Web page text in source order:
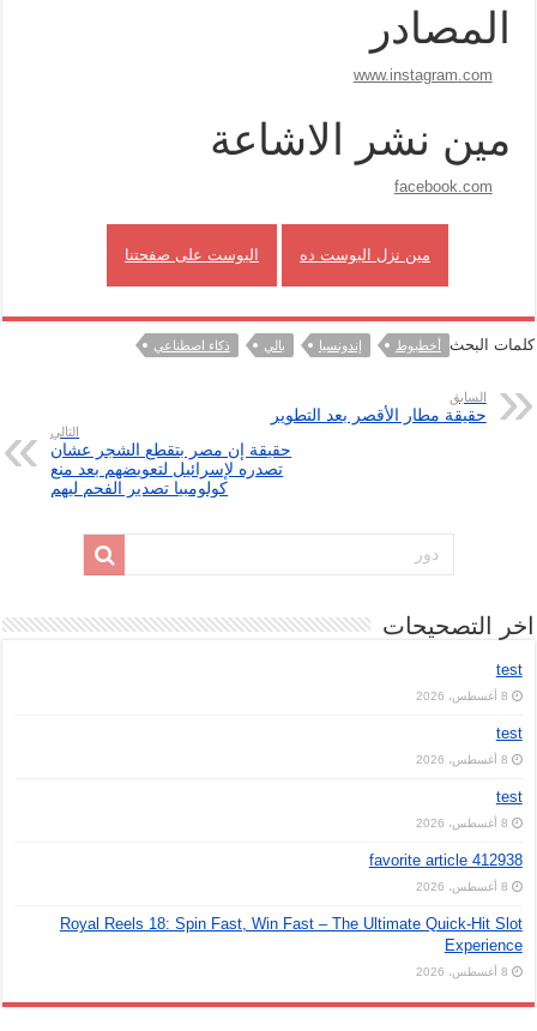
المصادر
www.instagram.com
مين نشر الاشاعة
facebook.com
مين نزل البوست ده البوست على صفحتنا
كلمات البحث أخطبوط إندونسيا بالي ذكاء اصطناعي
السابق
حقيقة مطار الأقصر بعد التطوير
التالي
حقيقة إن مصر بتقطع الشجر عشان
تصدره لإسرائيل لتعويضهم بعد منع
كولومبيا تصدير الفحم ليهم
اخر التصحيحات
test
8 أغسطس، 2026
test
8 أغسطس، 2026
test
8 أغسطس، 2026
favorite article 412938
8 أغسطس، 2026
Royal Reels 18: Spin Fast, Win Fast – The Ultimate Quick‑Hit Slot
Experience
8 أغسطس، 2026